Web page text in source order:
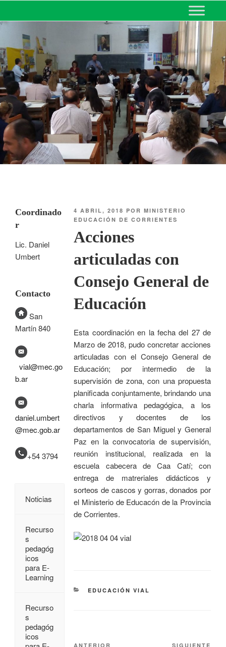
MINISTERIO DE EDUCACIÓN
DE CORRIENTES
4 ABRIL, 2018 PORMINISTERIO
EDUCACIÓN DE CORRIENTES
Acciones
articuladas con
Consejo General de
Educación
Esta coordinación en la fecha del 27 de
Marzo de 2018, pudo concretar acciones
articuladas con el Consejo General de
Educación; por intermedio de la
supervisión de zona, con una propuesta
planificada conjuntamente, brindando una
charla informativa pedagógica, a los
directivos y docentes de los
departamentos de San Miguel y General
Paz en la convocatoria de supervisión,
reunión institucional, realizada en la
escuela cabecera de Caa Catí; con
entrega de matreriales didácticos y
sorteos de cascos y gorras, donados por
el Ministerio de Educacón de la Provincia
de Corrientes.
EDUCACIÓN VIAL
ANTERIOR SIGUIENTE
Coordinado
r
Lic. Daniel
Umbert
Contacto
San
Martín 840
vial@mec.go
b.ar
daniel.umbert
@mec.gob.ar
+54 3794
Noticias
Recurso
s
pedagóg
icos
para E-
Learning
Recurso
s
pedagóg
icos